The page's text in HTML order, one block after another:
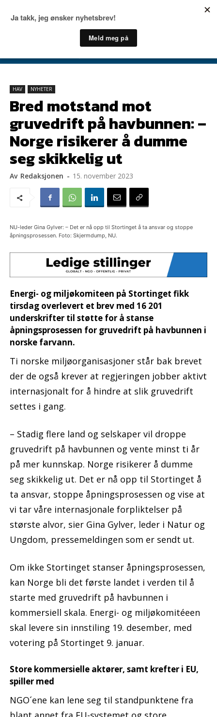
HAV NYHETER
Bred motstand mot
gruvedrift på havbunnen: –
Norge risikerer å dumme
seg skikkelig ut
Av Redaksjonen - 15. november 2023
NU-leder Gina Gylver: – Det er nå opp til Stortinget å ta ansvar og stoppe
åpningsprosessen. Foto: Skjermdump, NU.
Energi- og miljøkomiteen på Stortinget fikk
tirsdag overlevert et brev med 16 201
underskrifter til støtte for å stanse
åpningsprosessen for gruvedrift på havbunnen i
norske farvann.
Ti norske miljøorganisasjoner står bak brevet
der de også krever at regjeringen jobber aktivt
internasjonalt for å hindre at slik gruvedrift
settes i gang.
– Stadig flere land og selskaper vil droppe
gruvedrift på havbunnen og vente minst ti år
på mer kunnskap. Norge risikerer å dumme
seg skikkelig ut. Det er nå opp til Stortinget å
ta ansvar, stoppe åpningsprosessen og vise at
vi tar våre internasjonale forpliktelser på
største alvor, sier Gina Gylver, leder i Natur og
Ungdom, pressemeldingen som er sendt ut.
Om ikke Stortinget stanser åpningsprosessen,
kan Norge bli det første landet i verden til å
starte med gruvedrift på havbunnen i
kommersiell skala. Energi- og miljøkomitéeen
skal levere sin innstiling 19. desember, med
votering på Stortinget 9. januar.
Store kommersielle aktører, samt krefter i EU,
spiller med
NGO´ene kan lene seg til standpunktene fra